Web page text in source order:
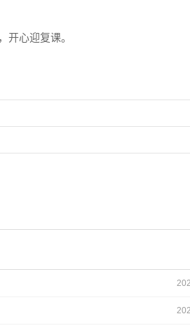
开心迎复课。